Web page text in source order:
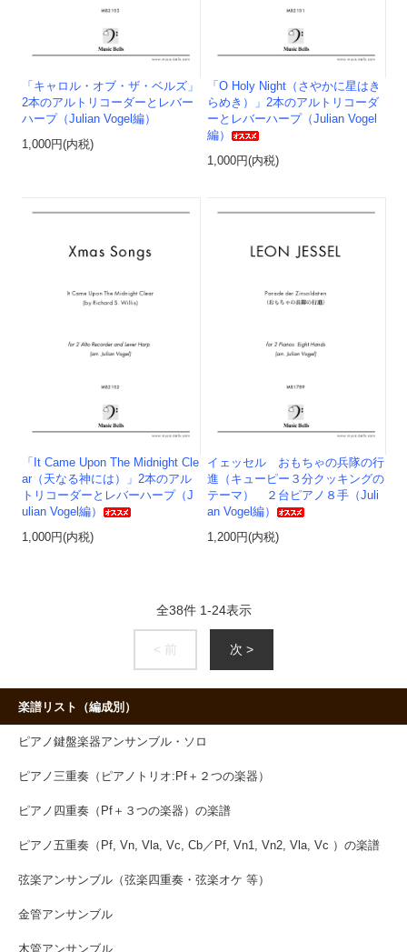
「キャロル・オブ・ザ・ベルズ」
2本のアルトリコーダーとレバー
ハープ（Julian Vogel編）
1,000円(内税)
「O Holy Night（さやかに星はき
らめき）」2本のアルトリコーダ
ーとレバーハープ（Julian Vogel
編）
1,000円(内税)
「It Came Upon The Midnight Cle
ar（天なる神には）」2本のアル
トリコーダーとレバーハープ（J
ulian Vogel編）
1,000円(内税)
イェッセル おもちゃの兵隊の行
進（キューピー３分クッキングの
テーマ） ２台ピアノ８手（Juli
an Vogel編）
1,200円(内税)
全38件 1-24表示
< 前 次 >
楽譜リスト（編成別）
ピアノ鍵盤楽器アンサンブル・ソロ
ピアノ三重奏（ピアノトリオ:Pf＋２つの楽器）
ピアノ四重奏（Pf＋３つの楽器）の楽譜
ピアノ五重奏（Pf, Vn, Vla, Vc, Cb／Pf, Vn1, Vn2, Vla, Vc ）の楽譜
弦楽アンサンブル（弦楽四重奏・弦楽オケ 等）
金管アンサンブル
木管アンサンブル